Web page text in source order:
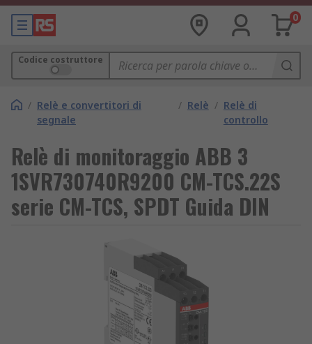
0
Codice costruttore
/ Relè e convertitori di
segnale
/ Relè / Relè di
controllo
Relè di monitoraggio ABB 3
1SVR730740R9200 CM-TCS.22S
serie CM-TCS, SPDT Guida DIN